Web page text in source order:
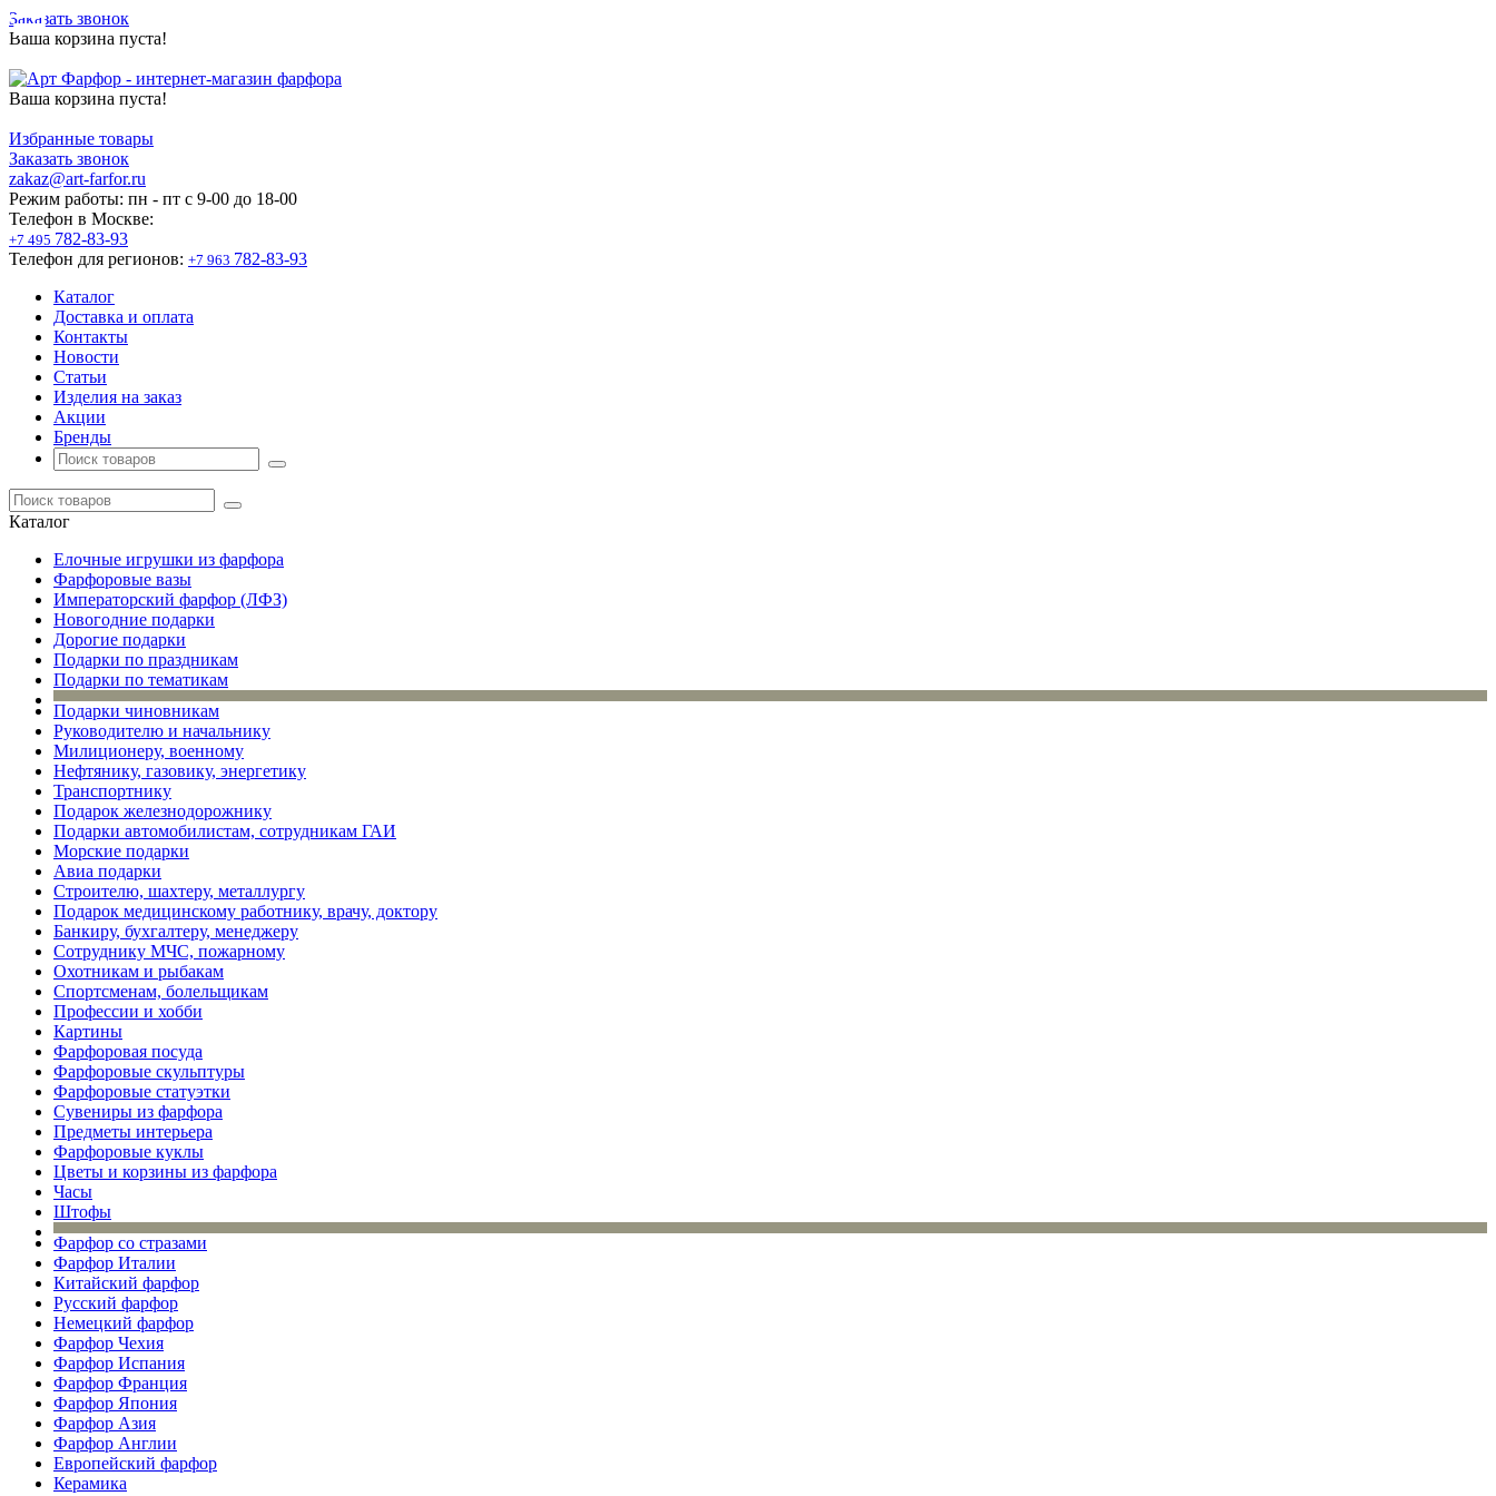
Заказать звонок
Ваша корзина пуста!
Ваша корзина пуста!
Избранные товары
Заказать звонок
zakaz@art-farfor.ru
Режим работы: пн - пт c 9-00 до 18-00
Телефон в Москве:
+7 495 782-83-93
Телефон для регионов: +7 963 782-83-93
Каталог
Доставка и оплата
Контакты
Новости
Статьи
Изделия на заказ
Акции
Бренды
Каталог
Елочные игрушки из фарфора
Фарфоровые вазы
Императорский фарфор (ЛФЗ)
Новогодние подарки
Дорогие подарки
Подарки по праздникам
Подарки по тематикам
Подарки чиновникам
Руководителю и начальнику
Милиционеру, военному
Нефтянику, газовику, энергетику
Транспортнику
Подарок железнодорожнику
Подарки автомобилистам, сотрудникам ГАИ
Морские подарки
Авиа подарки
Строителю, шахтеру, металлургу
Подарок медицинскому работнику, врачу, доктору
Банкиру, бухгалтеру, менеджеру
Сотруднику МЧС, пожарному
Охотникам и рыбакам
Спортсменам, болельщикам
Профессии и хобби
Картины
Фарфоровая посуда
Фарфоровые скульптуры
Фарфоровые статуэтки
Сувениры из фарфора
Предметы интерьера
Фарфоровые куклы
Цветы и корзины из фарфора
Часы
Штофы
Фарфор со стразами
Фарфор Италии
Китайский фарфор
Русский фарфор
Немецкий фарфор
Фарфор Чехия
Фарфор Испания
Фарфор Франция
Фарфор Япония
Фарфор Азия
Фарфор Англии
Европейский фарфор
Керамика